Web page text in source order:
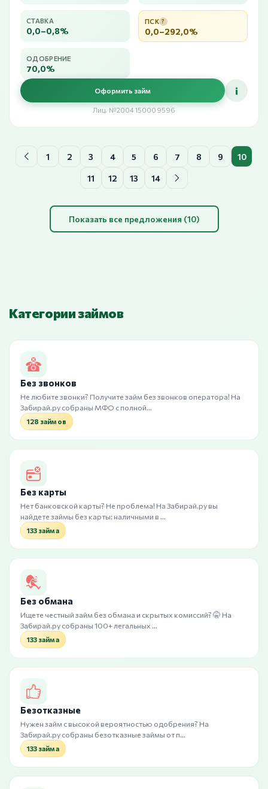
СТАВКА
0,0–0,8%
ПСК ?
0,0–292,0%
ОДОБРЕНИЕ
70,0%
Оформить займ i
Лиц. №2004150009596
1 2 3 4 5 6 7 8 9 10
11 12 13 14
Показать все предложения (10)
Категории займов
Без звонков
Не любите звонки? Получите займ без звонков оператора! На
Забирай.ру собраны МФО с полной…
128 займов
Без карты
Нет банковской карты? Не проблема! На Забирай.ру вы
найдете займы без карты: наличными в …
133 займа
Без обмана
Ищете честный займ без обмана и скрытых комиссий? 🤫 На
Забирай.ру собраны 100+ легальных …
133 займа
Безотказные
Нужен займ с высокой вероятностью одобрения? На
Забирай.ру собраны безотказные займы от п…
133 займа